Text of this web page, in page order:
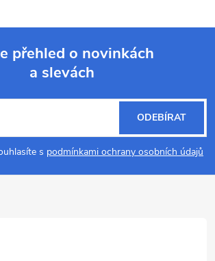
přehled o novinkách
a slevách
s podmínkami ochrany osobních údajů
ODEBÍRAT